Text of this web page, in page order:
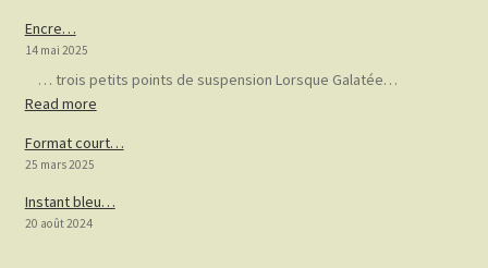
Encre…
14 mai 2025
… trois petits points de suspension Lorsque Galatée…
Read more:
Format court…
25 mars 2025
Instant bleu…
20 août 2024